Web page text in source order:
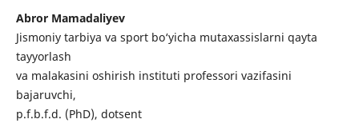
Abror Mamadaliyev
Jismoniy tarbiya va sport bo‘yicha mutaxassislarni qayta
tayyorlash
va malakasini oshirish instituti professori vazifasini
bajaruvchi,
p.f.b.f.d. (PhD), dotsent